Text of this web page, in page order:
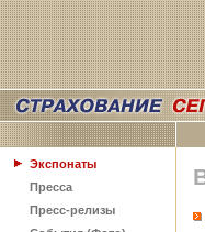
Экспонаты
Пресса
Пресс-релизы